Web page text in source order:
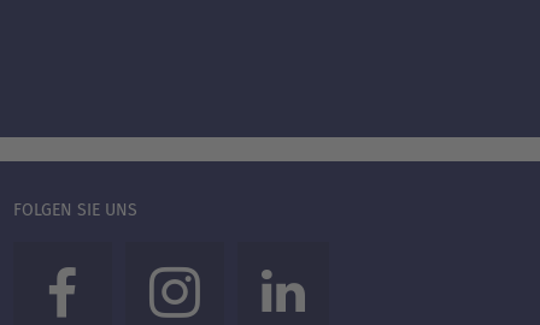
FOLGEN SIE UNS